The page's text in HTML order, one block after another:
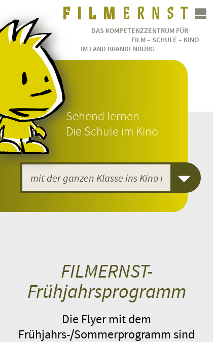
Sehend lernen –
Die Schule im Kino
DAS KOMPETENZZENTRUM FÜR
FILM – SCHULE – KINO
IM LAND BRANDENBURG
FILMERNST-
Frühjahrsprogramm
Die Flyer mit dem
Frühjahrs-/Sommerprogramm sind